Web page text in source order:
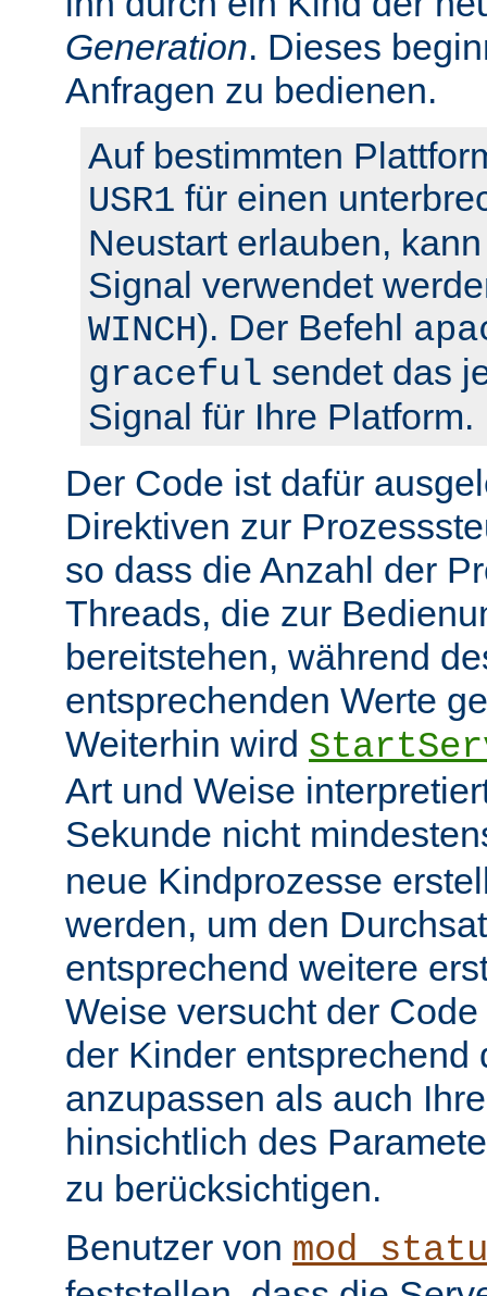
Generation. Dieses
Anfragen zu bedienen.
Auf bestimmten
USR1 für einen
Neustart erlauben,
Signal verwendet
WINCH). Der Befehl
graceful sendet das
Signal für Ihre Platform.
Der Code ist dafür
Direktiven zur
so dass die Anzahl der
Threads, die zur
bereitstehen, während
entsprechenden Werte
Weiterhin wird
Art und Weise
Sekunde nicht
neue Kindprozesse
werden, um den
entsprechend weitere
Weise versucht der
der Kinder entsprechend
anzupassen als auch
hinsichtlich des
zu berücksichtigen.
Benutzer von